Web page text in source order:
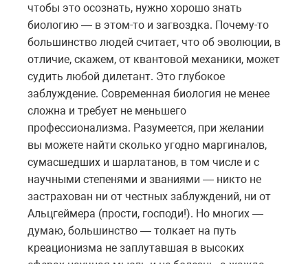
чтобы это осознать, нужно хорошо знать
биологию — в этом-то и загвоздка. Почему-то
большинство людей считает, что об эволюции, в
отличие, скажем, от квантовой механики, может
судить любой дилетант. Это глубокое
заблуждение. Современная биология не менее
сложна и требует не меньшего
профессионализма. Разумеется, при желании
вы можете найти сколько угодно маргиналов,
сумасшедших и шарлатанов, в том числе и с
научными степенями и званиями — никто не
застрахован ни от честных заблуждений, ни от
Альцгеймера (прости, господи!). Но многих —
думаю, большинство — толкает на путь
креационизма не заплутавшая в высоких